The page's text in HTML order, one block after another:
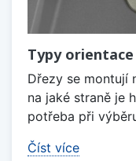
Typy
Dřezy se montují
na jaké straně je
potřeba při
Číst více